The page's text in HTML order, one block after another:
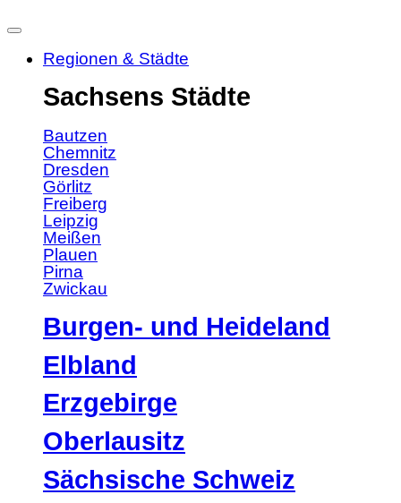
Regionen & Städte
Sachsens Städte
Bautzen
Chemnitz
Dresden
Görlitz
Freiberg
Leipzig
Meißen
Plauen
Pirna
Zwickau
Burgen- und Heideland
Elbland
Erzgebirge
Oberlausitz
Sächsische Schweiz